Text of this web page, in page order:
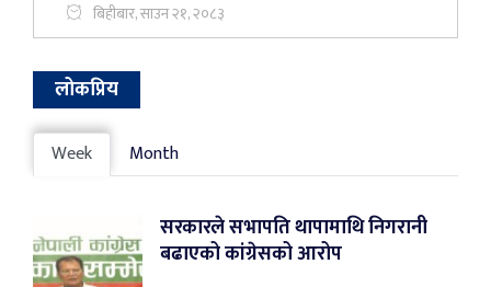
बिहीबार, साउन २१, २०८३
लोकप्रिय
Week Month
सरकारले सभापति थापामाथि निगरानी
बढाएको कांग्रेसको आरोप